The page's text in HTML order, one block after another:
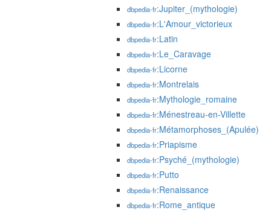
dbpedia-fr:Jupiter_(mythologie)
dbpedia-fr:L'Amour_victorieux
dbpedia-fr:Latin
dbpedia-fr:Le_Caravage
dbpedia-fr:Licorne
dbpedia-fr:Montrelais
dbpedia-fr:Mythologie_romaine
dbpedia-fr:Ménestreau-en-Villette
dbpedia-fr:Métamorphoses_(Apulée)
dbpedia-fr:Priapisme
dbpedia-fr:Psyché_(mythologie)
dbpedia-fr:Putto
dbpedia-fr:Renaissance
dbpedia-fr:Rome_antique